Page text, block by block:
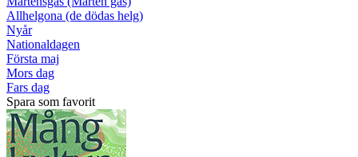
Allhelgona (de dödas helg)
Nyår
Nationaldagen
Första maj
Mors dag
Fars dag
Spara som favorit